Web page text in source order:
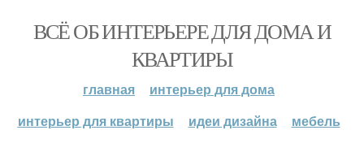
ВСЁ ОБ ИНТЕРЬЕРЕ ДЛЯ ДОМА И
КВАРТИРЫ
главная
интерьер для дома
интерьер для квартиры
идеи дизайна мебель